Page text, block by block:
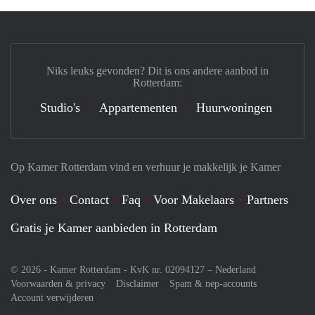
Op Kamer Rotterdam vind en verhuur je makkelijk je Kamer
Over ons Contact Faq Voor Makelaars
Partners
Gratis je Kamer aanbieden in Rotterdam
© 2026 - Kamer Rotterdam - KvK nr. 02094127 – Nederland
Voorwaarden & privacy
Disclaimer
Spam & nep-accounts
Account verwijderen
Niks leuks gevonden? Dit is ons andere aanbod in
Rotterdam:
Studio's Appartementen Huurwoningen